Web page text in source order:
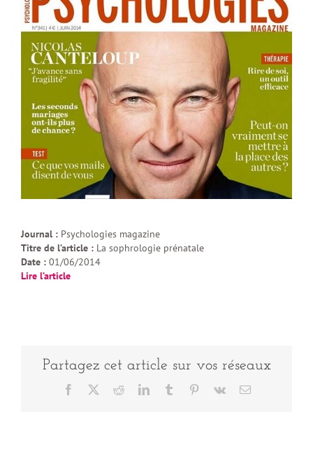
Journal : Psychologies magazine
Titre de l’article : La sophrologie prénatale
Date : 01/06/2014
Lire l’article
Partagez cet article sur vos réseaux
Facebook RedditLinkedInTumblr Pinterest
Vk Email